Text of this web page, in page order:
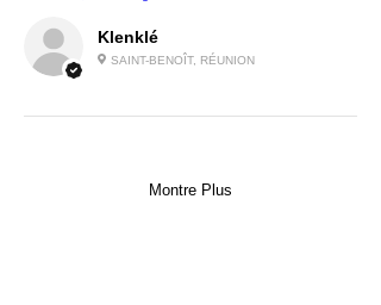
Klenklé
SAINT-BENOÎT, RÉUNION
Montre Plus